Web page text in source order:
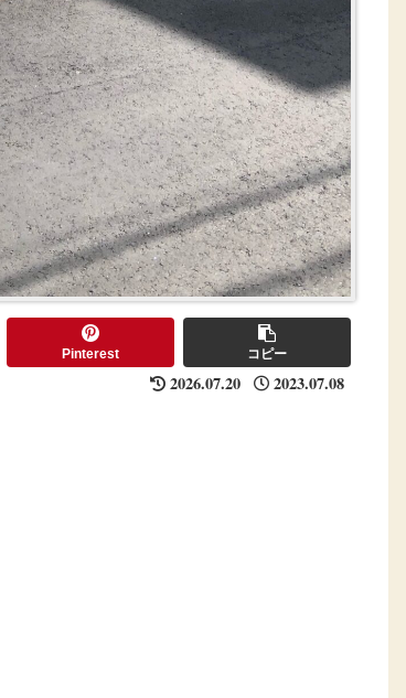
Pinterest コピー
2026.07.20 2023.07.08